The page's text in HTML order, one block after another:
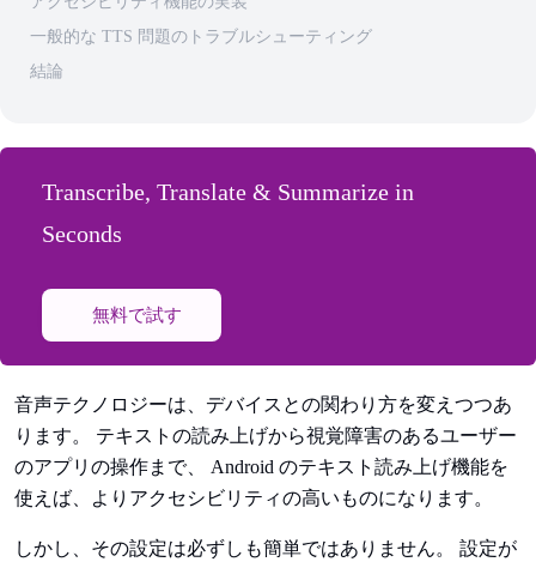
一般的な TTS 問題のトラブルシューティング
結論
Transcribe, Translate & Summarize in
Seconds
無料で試す
音声テクノロジーは、デバイスとの関わり方を変えつつあ
ります。 テキストの読み上げから視覚障害のあるユーザー
のアプリの操作まで、 Android のテキスト読み上げ機能を
使えば、よりアクセシビリティの高いものになります。
しかし、その設定は必ずしも簡単ではありません。 設定が